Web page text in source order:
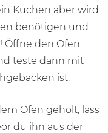
Kuchen aber wird
benötigen und
Öffne den Ofen
teste dann mit
ist.
Ofen geholt, lass
du ihn aus der